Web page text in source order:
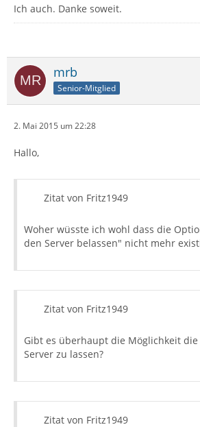
Ich auch. Danke soweit.
mrb
Senior-Mitglied
2. Mai 2015 um 22:28
Hallo,
Zitat von Fritz1949
Woher wüsste ich wohl dass die
den Server belassen" nicht mehr
Zitat von Fritz1949
Gibt es überhaupt die Möglichkeit
Server zu lassen?
Zitat von Fritz1949